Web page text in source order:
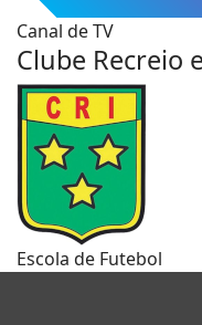
Canal de TV
Clube Recreio
Escola de Futebol